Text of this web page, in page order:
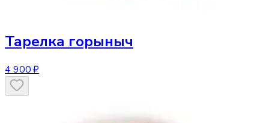
Тарелка горыныч
4 900 ₽